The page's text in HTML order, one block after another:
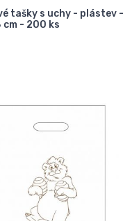
tašky s uchy - plástev -
cm - 200 ks